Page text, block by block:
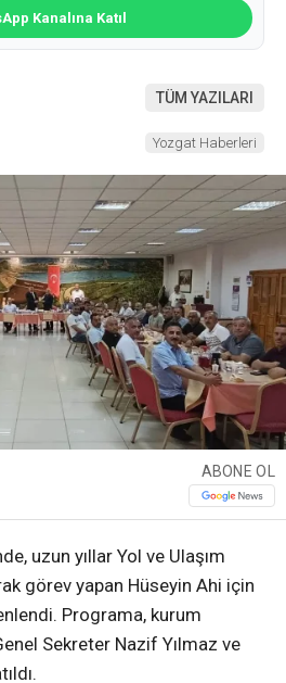
Kanalına Katıl
TÜM YAZILARI
Yozgat Haberleri
ABONE OL
uzun yıllar Yol ve Ulaşım
görev yapan Hüseyin Ahi için
Programa, kurum
Sekreter Nazif Yılmaz ve